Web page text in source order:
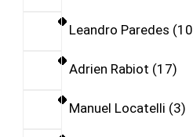
Leandro Paredes 10
Adrien Rabiot 17
Manuel Locatelli 3